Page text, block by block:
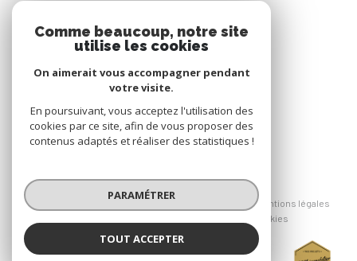
JCM IMMOBILIER
NOUS SUIVRE
© 2026 | Tous droits réservés
Nos honoraires
Nos partenaires
Mentions légales
Cookies
Comme beaucoup, notre site
utilise les cookies
On aimerait vous accompagner pendant
votre visite.
En poursuivant, vous acceptez l'utilisation des
cookies par ce site, afin de vous proposer des
contenus adaptés et réaliser des statistiques !
PARAMÉTRER
TOUT ACCEPTER